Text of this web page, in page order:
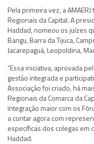
Pela primeira vez, a
Regionais da Capital. A
Haddad, nomeou os juízes
Bangu, Barra da Tijuca,
Jacarepaguá, Leopoldina,
“Essa iniciativa, aprovada
gestão integrada e
Associação foi criado, há
Regionais da Comarca da
integração maior com os
a contar agora com
específicas dos colegas em
Haddad.